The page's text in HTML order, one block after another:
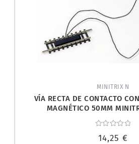
MINITRIX N
VÍA RECTA DE CONTACTO
MAGNÉTICO 50MM
con
14,25 €